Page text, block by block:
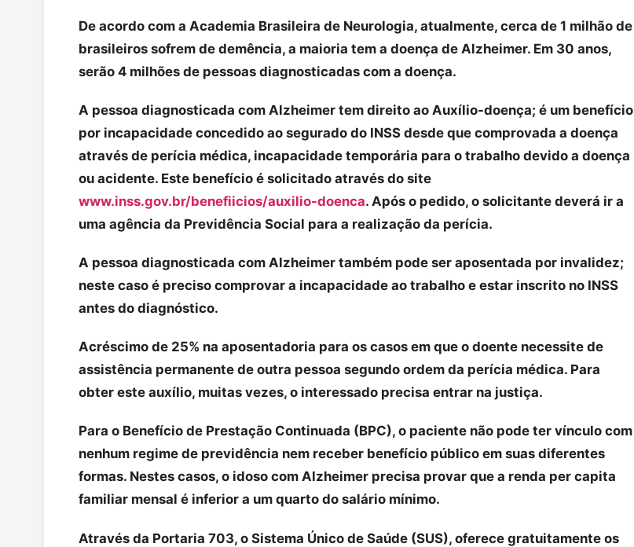
De acordo com a Academia Brasileira de Neurologia, atualmente, cerca de 1 milhão de
brasileiros sofrem de demência, a maioria tem a doença de Alzheimer. Em 30 anos,
serão 4 milhões de pessoas diagnosticadas com a doença.
A pessoa diagnosticada com Alzheimer tem direito ao Auxílio-doença; é um benefício
por incapacidade concedido ao segurado do INSS desde que comprovada a doença
através de perícia médica, incapacidade temporária para o trabalho devido a doença
ou acidente. Este benefício é solicitado através do site
www.inss.gov.br/benefiicios/auxilio-doenca. Após o pedido, o solicitante deverá ir a
uma agência da Previdência Social para a realização da perícia.
A pessoa diagnosticada com Alzheimer também pode ser aposentada por invalidez;
neste caso é preciso comprovar a incapacidade ao trabalho e estar inscrito no INSS
antes do diagnóstico.
Acréscimo de 25% na aposentadoria para os casos em que o doente necessite de
assistência permanente de outra pessoa segundo ordem da perícia médica. Para
obter este auxílio, muitas vezes, o interessado precisa entrar na justiça.
Para o Benefício de Prestação Continuada (BPC), o paciente não pode ter vínculo com
nenhum regime de previdência nem receber benefício público em suas diferentes
formas. Nestes casos, o idoso com Alzheimer precisa provar que a renda per capita
familiar mensal é inferior a um quarto do salário mínimo.
Através da Portaria 703, o Sistema Único de Saúde (SUS), oferece gratuitamente os